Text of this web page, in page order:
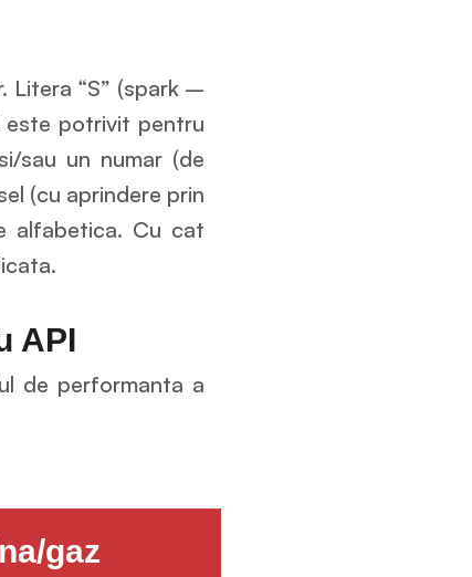
Litera “S” (spark –
este potrivit pentru
sau un numar (de
(cu aprindere prin
alfabetica. Cu cat
API
de performanta a
gaz